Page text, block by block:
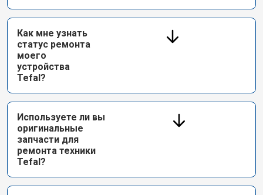
Как мне узнать
статус ремонта
моего
устройства
Tefal?
Используете ли вы
оригинальные
запчасти для
ремонта техники
Tefal?